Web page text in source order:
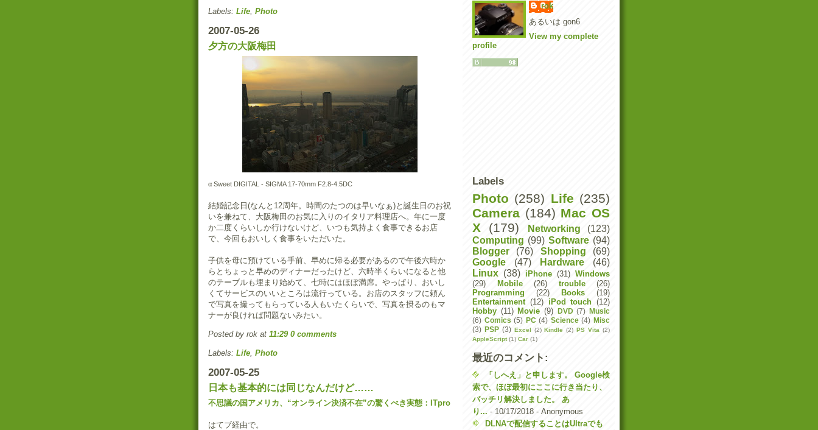
Labels: Life, Photo
2007-05-26
夕方の大阪梅田
α Sweet DIGITAL - SIGMA 17-70mm F2.8-4.5DC
結婚記念日(なんと12周年。時間のたつのは早いなぁ)と誕生日のお祝
いを兼ねて、大阪梅田のお気に入りのイタリア料理店へ。年に一度
か二度くらいしか行けないけど、いつも気持よく食事できるお店
で、今回もおいしく食事をいただいた。
子供を母に預けている手前、早めに帰る必要があるので午後六時か
らとちょっと早めのディナーだったけど、六時半くらいになると他
のテーブルも埋まり始めて、七時にはほぼ満席。やっぱり、おいし
くてサービスのいいところは流行っている。お店のスタッフに頼ん
で写真を撮ってもらっている人もいたくらいで、写真を摂るのもマ
ナーが良ければ問題ないみたい。
Posted by rok at 11:29 0 comments
Labels: Life, Photo
2007-05-25
日本も基本的には同じなんだけど……
不思議の国アメリカ、“オンライン決済不在”の驚くべき実態：ITpro
はてブ経由で。
rok
あるいは gon6
View my complete
profile
Labels
Photo (258) Life (235)
Camera (184) Mac OS
X
(179) Networking
(123)
Computing (99) Software (94)
Blogger
(76) Shopping
(69)
Google
(47) Hardware
(46)
Linux (38) iPhone (31) Windows
(29)
Mobile (26) trouble
(26)
Programming
(22) Books
(19)
Entertainment (12) iPod touch (12)
Hobby (11) Movie (9) DVD (7) Music
(6) Comics (5) PC (4) Science (4) Misc
(3) PSP (3) Excel (2) Kindle (2) PS Vita (2)
AppleScript (1) Car (1)
最近のコメント:
「しへえ」と申します。 Google検
索で、ほぼ最初にここに行き当たり、
バッチリ解決しました。 あ
り... - 10/17/2018 - Anonymous
DLNAで配信することはUltraでも